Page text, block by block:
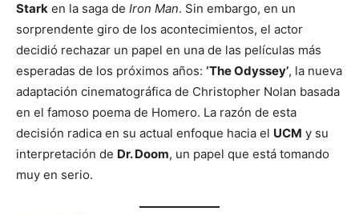
Stark en la saga de Iron Man. Sin embargo, en un
sorprendente giro de los acontecimientos, el actor
decidió rechazar un papel en una de las películas más
esperadas de los próximos años: ‘The Odyssey’, la nueva
adaptación cinematográfica de Christopher Nolan basada
en el famoso poema de Homero. La razón de esta
decisión radica en su actual enfoque hacia el UCM y su
interpretación de Dr. Doom, un papel que está tomando
muy en serio.